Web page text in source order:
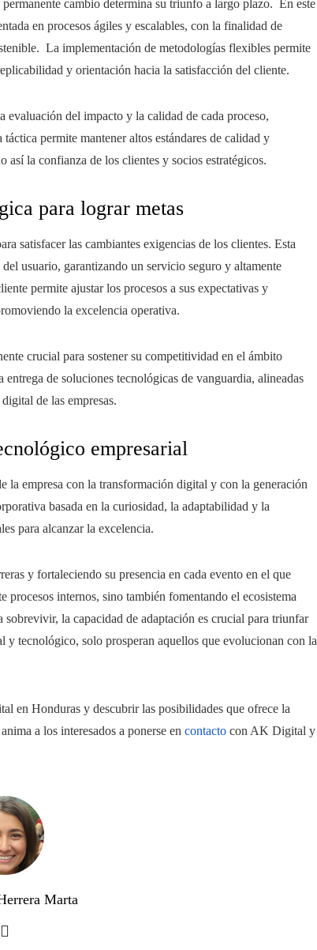
cambio determina su triunfo a largo plazo. En este
en procesos ágiles y escalables, con la finalidad de
La implementación de metodologías flexibles permite
y orientación hacia la satisfacción del cliente.
del impacto y la calidad de cada proceso,
permite mantener altos estándares de calidad y
así la confianza de los clientes y socios estratégicos.
para lograr metas
satisfacer las cambiantes exigencias de los clientes. Esta
usuario, garantizando un servicio seguro y altamente
permite ajustar los procesos a sus expectativas y
la excelencia operativa.
crucial para sostener su competitividad en el ámbito
de soluciones tecnológicas de vanguardia, alineadas
de las empresas.
empresarial
empresa con la transformación digital y con la generación
basada en la curiosidad, la adaptabilidad y la
para alcanzar la excelencia.
y fortaleciendo su presencia en cada evento en el que
internos, sino también fomentando el ecosistema
la capacidad de adaptación es crucial para triunfar
tecnológico, solo prosperan aquellos que evolucionan con la
en Honduras y descubrir las posibilidades que ofrece la
a los interesados a ponerse en contacto con AK Digital y
Marta